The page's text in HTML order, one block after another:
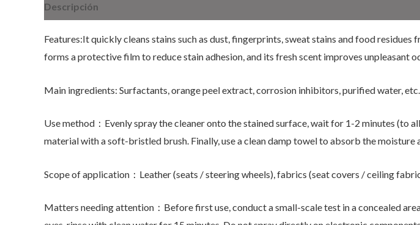
Descripción
Features:It quickly cleans stains such as dust, fingerprints, sweat stains and food
forms a protective film to reduce stain adhesion, and its fresh scent improves unpleasant
Main ingredients: Surfactants, orange peel extract, corrosion inhibitors, purified water, etc.
Use method：Evenly spray the cleaner onto the stained surface, wait for 1-2 minutes
material with a soft-bristled brush. Finally, use a clean damp towel to absorb the moisture
Scope of application：Leather (seats / steering wheels), fabrics (seat covers / ceiling
Matters needing attention：Before first use, conduct a small-scale test in a concealed